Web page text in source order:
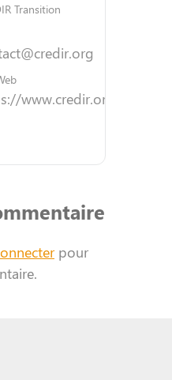
Transition
www.credir.org
pour